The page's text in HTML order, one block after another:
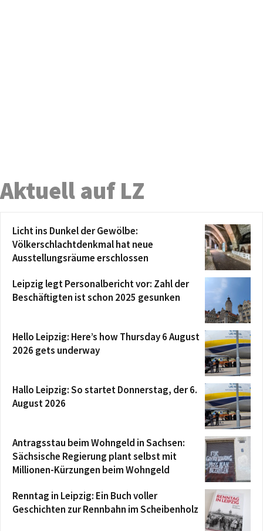
Aktuell auf LZ
Licht ins Dunkel der Gewölbe:
Völkerschlachtdenkmal hat neue
Ausstellungsräume erschlossen
Leipzig legt Personalbericht vor: Zahl der
Beschäftigten ist schon 2025 gesunken
Hello Leipzig: Here’s how Thursday 6 August
2026 gets underway
Hallo Leipzig: So startet Donnerstag, der 6.
August 2026
Antragsstau beim Wohngeld in Sachsen:
Sächsische Regierung plant selbst mit
Millionen-Kürzungen beim Wohngeld
Renntag in Leipzig: Ein Buch voller
Geschichten zur Rennbahn im Scheibenholz